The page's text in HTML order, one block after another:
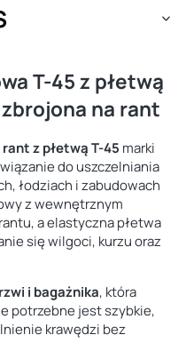
T-45 z płetwą
na rant
z płetwą T-45 marki
do uszczelniania
łodziach i zabudowach
z wewnętrznym
a elastyczna płetwa
się wilgoci, kurzu oraz
i bagażnika, która
potrzebne jest szybkie,
krawędzi bez